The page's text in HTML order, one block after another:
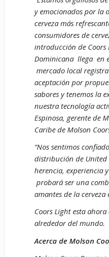
y emocionados por la
cerveza más
consumidores de
introducción de Coors
Dominicana llega en
mercado local
aceptación por
sabores y tenemos la
nuestra tecnología
Espinosa, gerente de
Caribe de Molson
“Nos sentimos
distribución de
herencia, experiencia
probará ser una
amantes de la cerveza
Coors Light esta
alrededor del mundo.
Acerca de Molson